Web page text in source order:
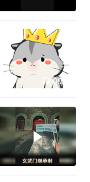
00:02